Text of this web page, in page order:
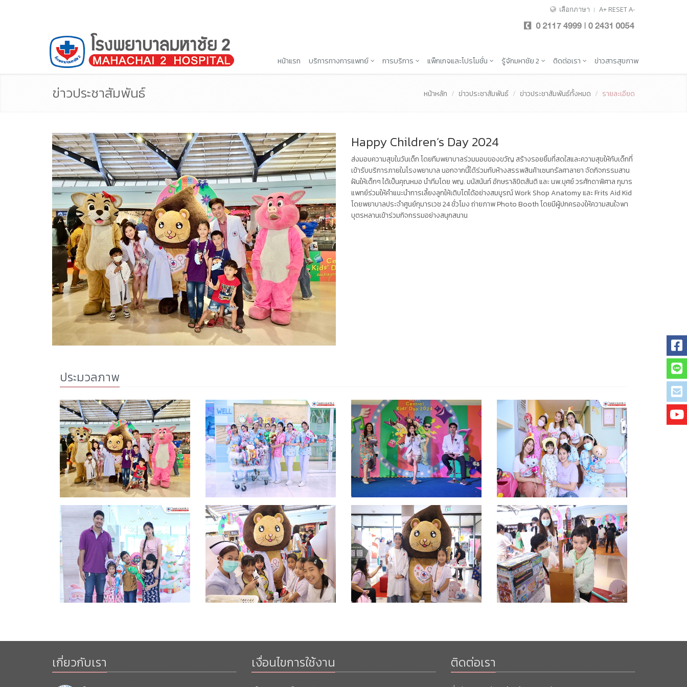
เลือกภาษา A+ RESETA-
หน้าแรก บริการทางการแพทย์ การบริการ แพ็กเกจและโปรโมชั่น รู้จักมหาชัย 2 ติดต่อเรา ข่าวสารสุขภาพ
ข่าวประชาสัมพันธ์ หน้าหลัก ข่าวประชาสัมพันธ์ ข่าวประชาสัมพันธ์ทั้งหมด รายละเอียด
Happy Children’s Day 2024
ส่งมอบความสุขในวันเด็ก โดยทีมพยาบาลร่วมมอบของขวัญ สร้างรอยยิ้มที่สดใสและความสุขให้กับเด็กที่
เข้ารับบริการภายในโรงพยาบาล นอกจากนี้ได้ร่วมกับห้างสรรพสินค้าเซนทรัลศาลายา จัดกิจกรรมสาน
ฝันให้เด็กๆ ได้เป็นคุณหมอ นำทีมโดย พญ. มนัสนันท์ อักษราลิขิตสันติ และ นพ.บุศย์ วรศักดาพิศาล กุมาร
แพทย์ร่วมให้คำแนะนำการเลี้ยงลูกให้เติบโตได้อย่างสมบูรณ์ Work Shop Anatomy และ Frits Aid Kid
โดยพยาบาลประจำศูนย์กุมารเวช 24 ชั่วโมง ถ่ายภาพ Photo Booth โดยมีผู้ปกครองให้ความสนใจพา
บุตรหลานเข้าร่วมกิจกรรมอย่างสนุกสนาน
ประมวลภาพ
เกี่ยวกับเรา เงื่อนไขการใช้งาน ติดต่อเรา